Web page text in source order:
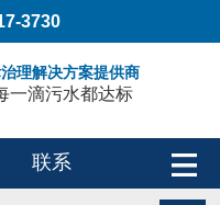
3730
理解决方案提供商
一滴污水都达标
联系